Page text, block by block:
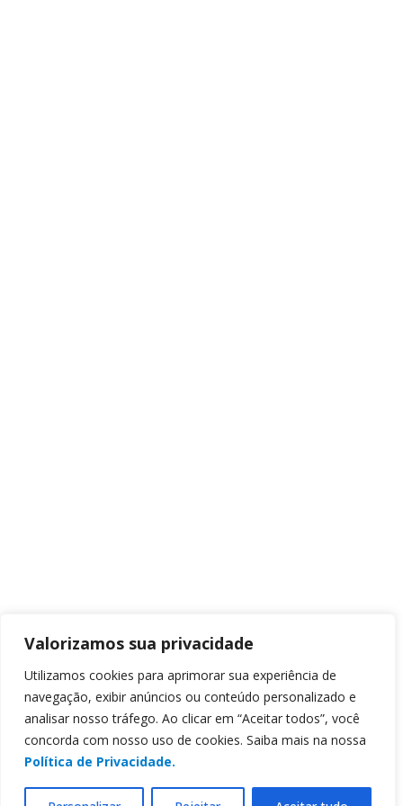
Valorizamos sua privacidade
Utilizamos cookies para aprimorar sua experiência de
navegação, exibir anúncios ou conteúdo personalizado e
analisar nosso tráfego. Ao clicar em “Aceitar todos”, você
concorda com nosso uso de cookies. Saiba mais na nossa
Política de Privacidade.